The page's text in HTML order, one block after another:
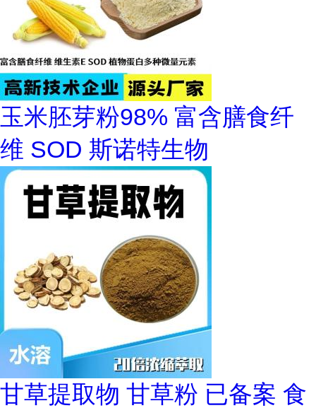
玉米胚芽粉98% 富含膳食纤
维 SOD 斯诺特生物
甘草提取物 甘草粉 已备案 食